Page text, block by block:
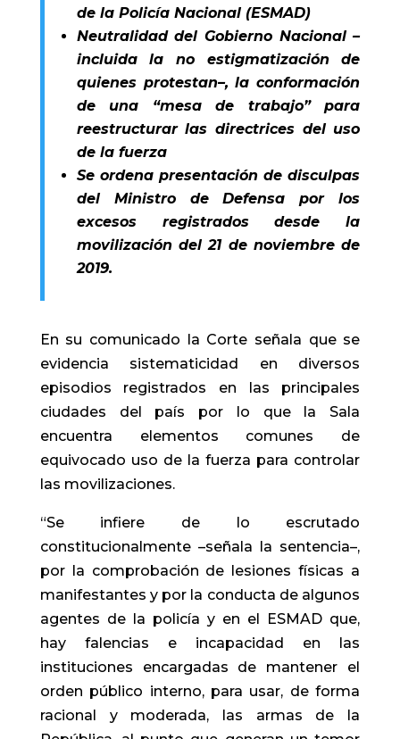
de la Policía Nacional (ESMAD)
Neutralidad del Gobierno Nacional –
incluida la no estigmatización de
quienes protestan–, la conformación
de una “mesa de trabajo” para
reestructurar las directrices del uso
de la fuerza
Se ordena presentación de disculpas
del Ministro de Defensa por los
excesos registrados desde la
movilización del 21 de noviembre de
2019.
En su comunicado la Corte señala que se
evidencia sistematicidad en diversos
episodios registrados en las principales
ciudades del país por lo que la Sala
encuentra elementos comunes de
equivocado uso de la fuerza para controlar
las movilizaciones.
“Se infiere de lo escrutado
constitucionalmente –señala la sentencia–,
por la comprobación de lesiones físicas a
manifestantes y por la conducta de algunos
agentes de la policía y en el ESMAD que,
hay falencias e incapacidad en las
instituciones encargadas de mantener el
orden público interno, para usar, de forma
racional y moderada, las armas de la